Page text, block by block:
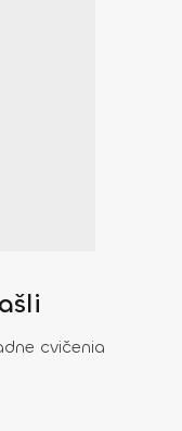
cvičenia